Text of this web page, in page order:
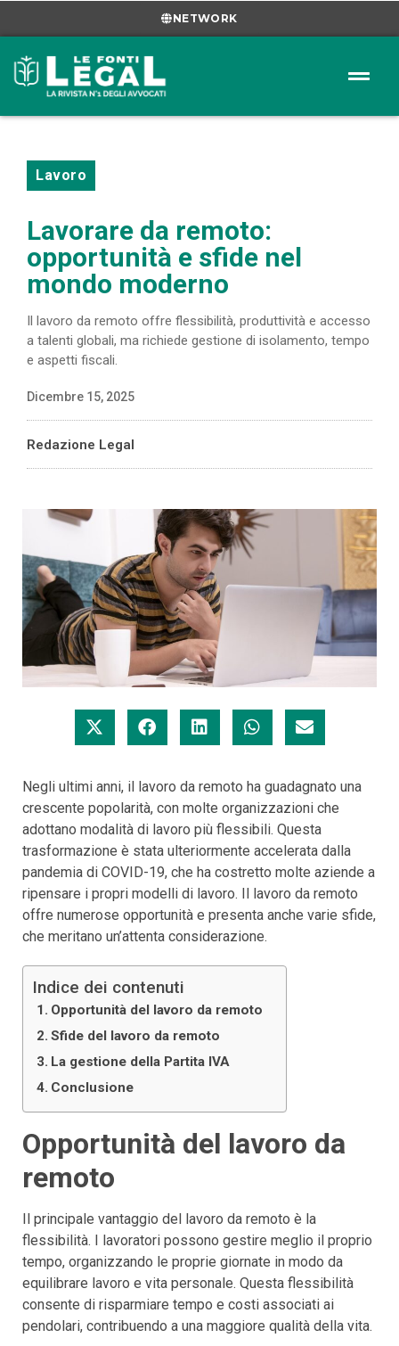
NETWORK
Lavoro
Lavorare da remoto:
opportunità e sfide nel
mondo moderno
Il lavoro da remoto offre flessibilità, produttività e accesso
a talenti globali, ma richiede gestione di isolamento, tempo
e aspetti fiscali.
Dicembre 15, 2025
Redazione Legal
Negli ultimi anni, il lavoro da remoto ha guadagnato una
crescente popolarità, con molte organizzazioni che
adottano modalità di lavoro più flessibili. Questa
trasformazione è stata ulteriormente accelerata dalla
pandemia di COVID-19, che ha costretto molte aziende a
ripensare i propri modelli di lavoro. Il lavoro da remoto
offre numerose opportunità e presenta anche varie sfide,
che meritano un’attenta considerazione.
Indice dei contenuti
Opportunità del lavoro da remoto
Sfide del lavoro da remoto
La gestione della Partita IVA
Conclusione
Opportunità del lavoro da
remoto
Il principale vantaggio del lavoro da remoto è la
flessibilità. I lavoratori possono gestire meglio il proprio
tempo, organizzando le proprie giornate in modo da
equilibrare lavoro e vita personale. Questa flessibilità
consente di risparmiare tempo e costi associati ai
pendolari, contribuendo a una maggiore qualità della vita.